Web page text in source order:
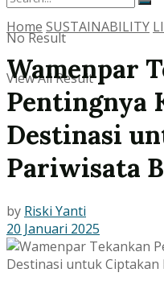
No Result
View All Result
Home SUSTAINABILITY
Wamenpar
Pentingnya
Destinasi
Pariwisata
by Riski Yanti
20 Januari 2025